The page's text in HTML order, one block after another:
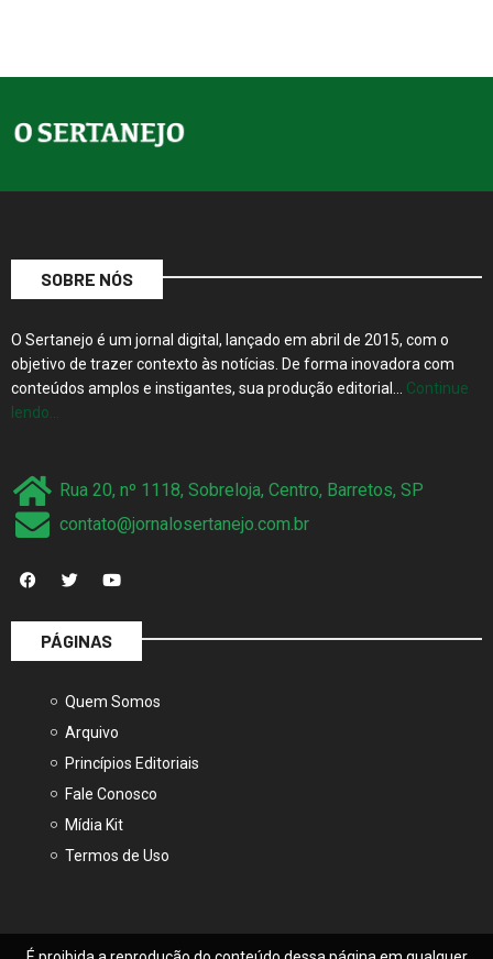
SOBRE NÓS
O Sertanejo é um jornal digital, lançado em abril de 2015, com o
objetivo de trazer contexto às notícias. De forma inovadora com
conteúdos amplos e instigantes, sua produção editorial… Continue
lendo…
Rua 20, nº 1118, Sobreloja, Centro, Barretos, SP
contato@jornalosertanejo.com.br
PÁGINAS
Quem Somos
Arquivo
Princípios Editoriais
Fale Conosco
Mídia Kit
Termos de Uso